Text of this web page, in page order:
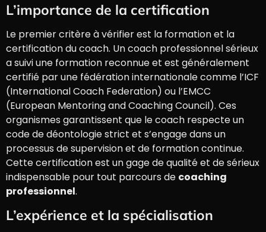
L’importance de la certification
Le premier critère à vérifier est la formation et la
certification du coach. Un coach professionnel sérieux
a suivi une formation reconnue et est généralement
certifié par une fédération internationale comme l’ICF
(International Coach Federation) ou l’EMCC
(European Mentoring and Coaching Council). Ces
organismes garantissent que le coach respecte un
code de déontologie strict et s’engage dans un
processus de supervision et de formation continue.
Cette certification est un gage de qualité et de sérieux
indispensable pour tout parcours de coaching
professionnel.
L’expérience et la spécialisation